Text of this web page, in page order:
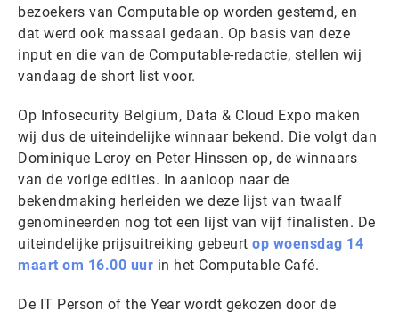
bezoekers van Computable op worden gestemd, en
dat werd ook massaal gedaan. Op basis van deze
input en die van de Computable-redactie, stellen wij
vandaag de short list voor.
Op Infosecurity Belgium, Data & Cloud Expo maken
wij dus de uiteindelijke winnaar bekend. Die volgt dan
Dominique Leroy en Peter Hinssen op, de winnaars
van de vorige edities. In aanloop naar de
bekendmaking herleiden we deze lijst van twaalf
genomineerden nog tot een lijst van vijf finalisten. De
uiteindelijke prijsuitreiking gebeurt op woensdag 14
maart om 16.00 uur in het Computable Café.
De IT Person of the Year wordt gekozen door de